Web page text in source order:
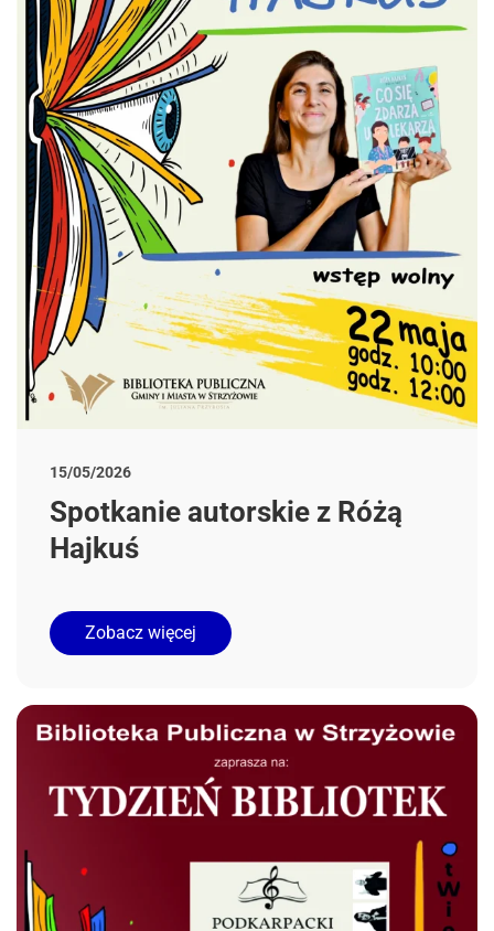
15/05/2026
Spotkanie autorskie z Różą
Hajkuś
Zobacz więcej